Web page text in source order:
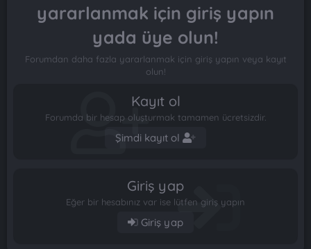
yararlanmak için giriş yapın
yada üye olun!
Forumdan daha fazla yararlanmak için giriş yapın veya kayıt
olun!
Kayıt ol
Forumda bir hesap oluşturmak tamamen ücretsizdir.
Şimdi kayıt ol
Giriş yap
Eğer bir hesabınız var ise lütfen giriş yapın
Giriş yap